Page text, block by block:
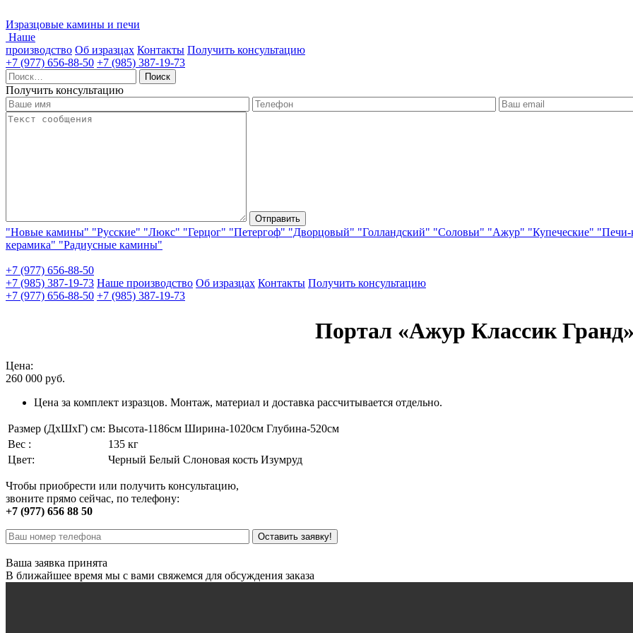
Изразцовые камины и печи
Наше
производство Об изразцах Контакты Получить консультацию
+7 (977) 656-88-50 +7 (985) 387-19-73
Найти:
Получить консультацию
"Новые камины" "Русские" "Люкс" "Герцог" "Петергоф" "Дворцовый" "Голландский" "Соловьи" "Ажур" "Купеческие"
керамика" "Радиусные камины"
+7 (977) 656-88-50
+7 (985) 387-19-73 Наше производство Об изразцах Контакты Получить консультацию
+7 (977) 656-88-50 +7 (985) 387-19-73
Портал «Ажур Классик
Цена:
260 000 руб.
Цена за комплект изразцов. Монтаж, материал и доставка рассчитывается отдельно.
Размер (ДхШхГ) см: Высота-1186см Ширина-1020см Глубина-520см
Вес :
135 кг
Цвет:
Черный Белый Слоновая кость Изумруд
Чтобы приобрести или получить консультацию,
звоните прямо сейчас, по телефону:
+7 (977) 656 88 50
Ваша заявка принята
В ближайшее время мы с вами свяжемся для обсуждения заказа